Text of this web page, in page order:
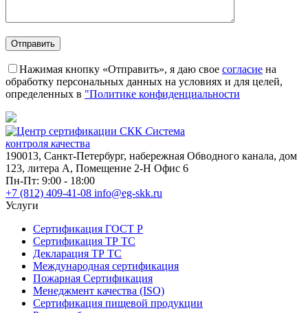
Нажимая кнопку «Отправить», я даю свое согласие на
обработку персональных данных на условиях и для целей,
определенных в "Политике конфиденциальности
Система
контроля качества
190013, Санкт-Петербург, набережная Обводного канала, дом
123, литера А, Помещение 2-Н Офис 6
Пн-Пт: 9:00 - 18:00
+7 (812) 409-41-08 info@eg-skk.ru
Услуги
Сертификация ГОСТ Р
Сертификация ТР ТС
Декларация ТР ТС
Международная сертификация
Пожарная Сертификация
Менеджмент качества (ISO)
Сертификация пищевой продукции